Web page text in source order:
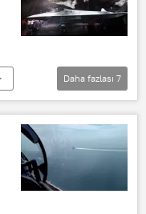
Daha fazlası 7